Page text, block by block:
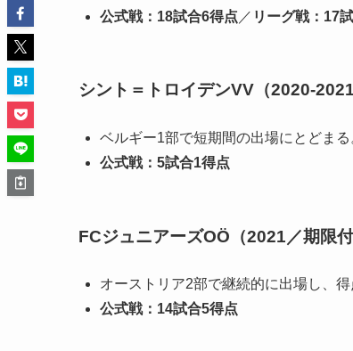
公式戦：18試合6得点 ／ リーグ戦：17
シント＝トロイデンVV（2020-
ベルギー1部で短期間の出場にとどまる
公式戦：5試合1得点
FCジュニアーズOÖ（2021／期限付
オーストリア2部で継続的に出場し、得
公式戦：14試合5得点